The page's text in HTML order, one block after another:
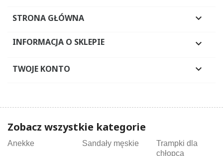
STRONA GŁÓWNA 
INFORMACJA O SKLEPIE 
TWOJE KONTO 
Zobacz wszystkie kategorie
Anekke Sandały męskie
Trampki dla
chłopca